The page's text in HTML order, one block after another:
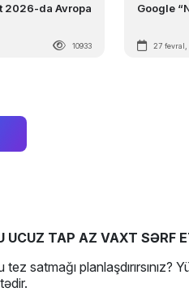
2026-da Avropa
10933
Google
27 fevral,
UCUZ TAP AZ VAXT SƏRF
planlaşdırırsınız?